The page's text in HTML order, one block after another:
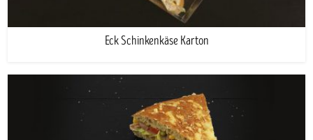
Eck Schinkenkäse Karton